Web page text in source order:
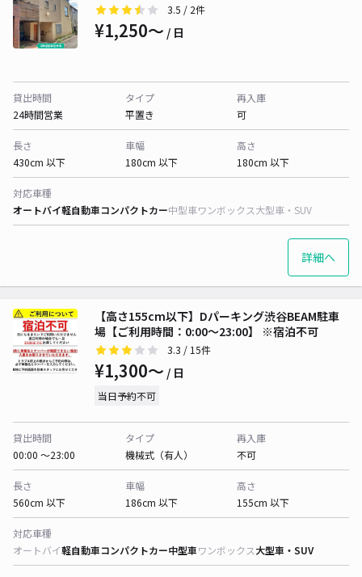
3.5 / 2件
¥1,250〜 / 日
貸出時間
24時間営業
タイプ
平置き
再入庫
可
長さ
430cm 以下
車幅
180cm 以下
高さ
180cm 以下
対応車種
オートバイ軽自動車コンパクトカー中型車ワンボックス大型車・SUV
詳細へ
【高さ155cm以下】Dパーキング渋谷BEAM駐車
場【ご利用時間：0:00～23:00】 ※宿泊不可
3.3 / 15件
¥1,300〜 / 日
当日予約不可
貸出時間
00:00 〜23:00
タイプ
機械式（有人）
再入庫
不可
長さ
560cm 以下
車幅
186cm 以下
高さ
155cm 以下
対応車種
オートバイ軽自動車コンパクトカー中型車ワンボックス大型車・SUV